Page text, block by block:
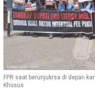
FPR saat berunjukrsa di depan
Khusus